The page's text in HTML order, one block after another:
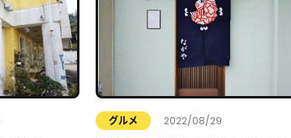
グルメ 2022/08/29